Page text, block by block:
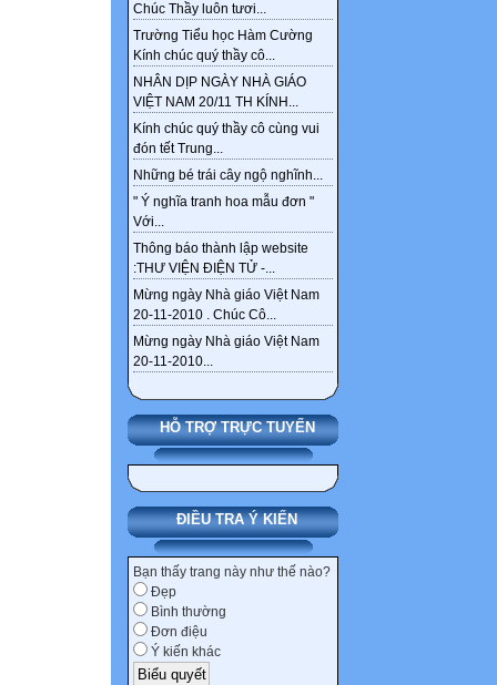
Chúc Thầy luôn tươi...
Trường Tiểu học Hàm Cường
Kính chúc quý thầy cô...
NHÂN DỊP NGÀY NHÀ GIÁO
VIỆT NAM 20/11 TH KÍNH...
Kính chúc quý thầy cô cùng vui
đón tết Trung...
Những bé trái cây ngộ nghĩnh...
" Ý nghĩa tranh hoa mẫu đơn "
Với...
Thông báo thành lập website
:THƯ VIỆN ĐIỆN TỬ -...
Mừng ngày Nhà giáo Việt Nam
20-11-2010 . Chúc Cô...
Mừng ngày Nhà giáo Việt Nam
20-11-2010...
HỖ TRỢ TRỰC TUYẾN
ĐIỀU TRA Ý KIẾN
Bạn thấy trang này như thế nào?
Đẹp
Bình thường
Đơn điệu
Ý kiến khác